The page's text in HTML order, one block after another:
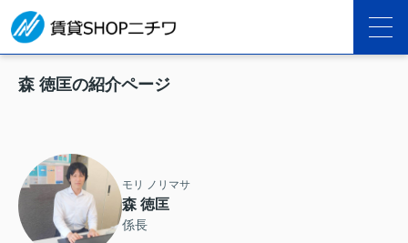
森 徳匡の紹介ページ
モリ ノリマサ
森 徳匡
係長